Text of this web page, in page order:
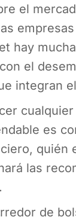
el
hay
el
integran
es
quién
las
de